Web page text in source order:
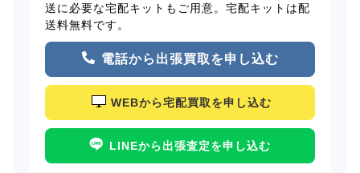
送に必要な宅配キットもご用意。宅配キットは配
送料無料です。
電話から出張買取を申し込む
WEBから宅配買取を申し込む
LINEから出張査定を申し込む